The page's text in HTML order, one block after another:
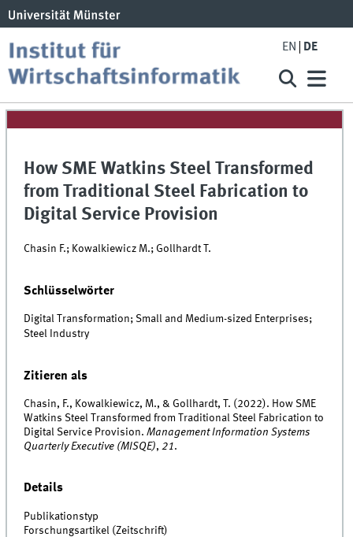
EN DE
How SME Watkins Steel Transformed
from Traditional Steel Fabrication to
Digital Service Provision
Chasin F.; Kowalkiewicz M.; Gollhardt T.
Schlüsselwörter
Digital Transformation; Small and Medium-sized Enterprises;
Steel Industry
Zitieren als
Chasin, F., Kowalkiewicz, M., & Gollhardt, T. (2022). How SME
Watkins Steel Transformed from Traditional Steel Fabrication to
Digital Service Provision.Management Information Systems
Quarterly Executive (MISQE),21.
Details
Publikationstyp
Forschungsartikel (Zeitschrift)